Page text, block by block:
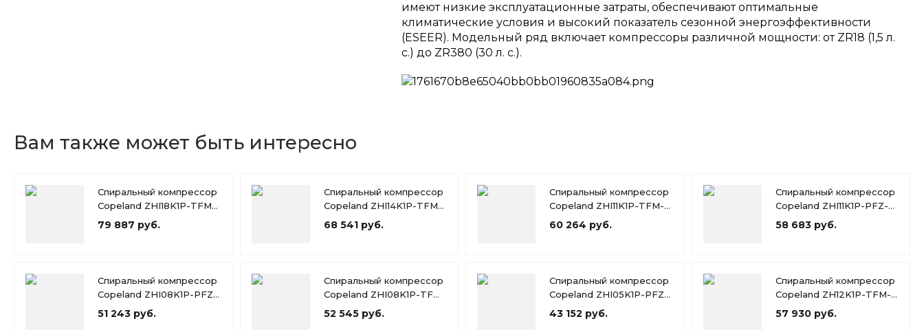
имеют низкие эксплуатационные затраты, обеспечивают оптимальные
климатические условия и высокий показатель сезонной энергоэффективности
(ESEER). Модельный ряд включает компрессоры различной мощности: от ZR18 (1,5 л.
с.) до ZR380 (30 л. с.).
Вам также может быть интересно
Спиральный компрессор
Copeland ZHI18K1P-TFM-
426
79 887 руб.
Спиральный компрессор
Copeland ZHI14K1P-TFM-
526
68 541 руб.
Спиральный компрессор
Copeland ZHI11K1P-TFM-
426
60 264 руб.
Спиральный компрессор
Copeland ZHI11K1P-PFZ-
526
58 683 руб.
Спиральный компрессор
Copeland ZHI08K1P-PFZ-
526
51 243 руб.
Спиральный компрессор
Copeland ZHI08K1P-TFM-
426
52 545 руб.
Спиральный компрессор
Copeland ZHI05K1P-PFZ-
526
43 152 руб.
Спиральный компрессор
Copeland ZH12K1P-TFM-
424
57 930 руб.